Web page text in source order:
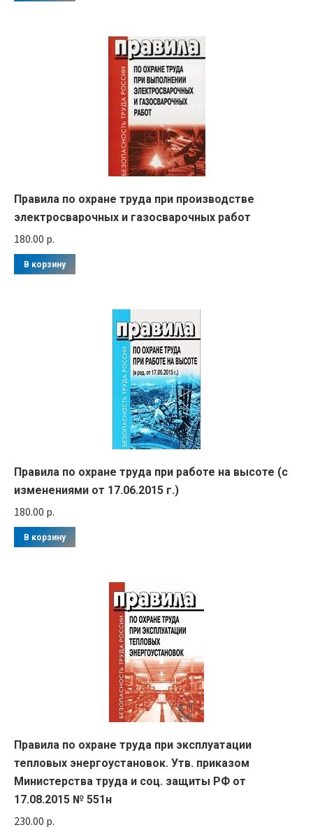
Правила по охране труда при производстве
электросварочных и газосварочных работ
180.00 р.
В корзину
Правила по охране труда при работе на высоте (с
изменениями от 17.06.2015 г.)
180.00 р.
В корзину
Правила по охране труда при эксплуатации
тепловых энергоустановок. Утв. приказом
Министерства труда и соц. защиты РФ от
17.08.2015 № 551н
230.00 р.